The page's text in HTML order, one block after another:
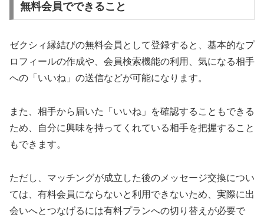
無料会員でできること
ゼクシィ縁結びの無料会員として登録すると、基本的なプ
ロフィールの作成や、会員検索機能の利用、気になる相手
への「いいね」の送信などが可能になります。
また、相手から届いた「いいね」を確認することもできる
ため、自分に興味を持ってくれている相手を把握すること
もできます。
ただし、マッチングが成立した後のメッセージ交換につい
ては、有料会員にならないと利用できないため、実際に出
会いへとつなげるには有料プランへの切り替えが必要で